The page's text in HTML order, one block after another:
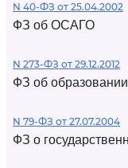
N 40-ФЗ от 25.04.2002
ФЗ об ОСАГО
N 273-ФЗ от 29.12.2012
ФЗ об образовании
N 79-ФЗ от 27.07.2004
ФЗ о